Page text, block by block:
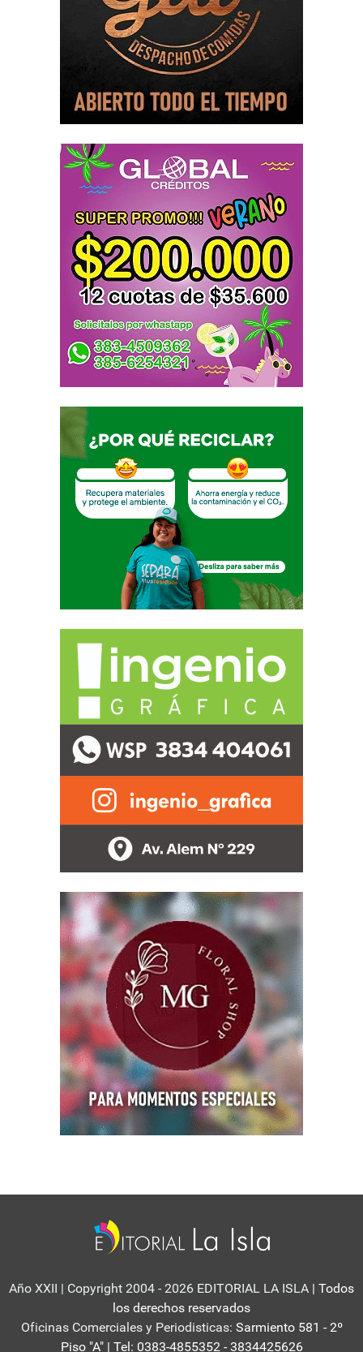
Año XXII | Copyright 2004 - 2026 EDITORIAL LA ISLA | Todos
los derechos reservados
Oficinas Comerciales y Periodisticas: Sarmiento 581 - 2º
Piso "A" | Tel: 0383-4855352 - 3834425626